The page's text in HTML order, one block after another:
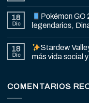
18
Dic
Pokémon GO
legendarios,
18
Dic
Stardew
más vida social
COMENTARIOS